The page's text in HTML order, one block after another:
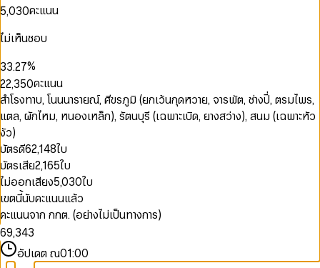
9
8
9
8
9
5
6
7
8
9
5
7
9
,0
2
4
5
6
7
8
9
3
5
7
8
9
0
2
4
5
6
7
8
คะแนน
ไม่เห็นชอบ
1
3
4
5
6
7
8
9
1
3
4
5
6
7
8
9
.
0
2
3
4
5
6
7
8
9
3
5
7
8
9
%
1
2
3
4
5
6
7
8
9
1
2
3
4
5
6
7
8
9
,
0
2
3
4
5
6
7
8
9
0
2
4
5
6
7
8
0
1
2
3
5
6
7
8
9
คะแนน
สำโรงทาบ, โนนนารายณ์, ศีขรภูมิ (ยกเว้นกุดหวาย, จารพัต, ช่างปี่, ตรมไพร,
แตล, ผักไหม, หนองเหล็ก), รัตนบุรี (เฉพาะเบิด, ยางสว่าง), สนม (เฉพาะหัว
งัว)
บัตรดี62,148ใบ
บัตรเสีย2,165ใบ
ไม่ออกเสียง5,030ใบ
เขตนี้นับคะแนนแล้ว
คะแนนจาก กกต. (อย่างไม่เป็นทางการ)
0
1
2
3
4
5
6
7
8
0
1
2
3
4
5
6
7
8
9,
0
1
2
3
4
5
0
1
2
3
4
5
6
0
1
2
3
4
5
อัปเดต ณ01:00